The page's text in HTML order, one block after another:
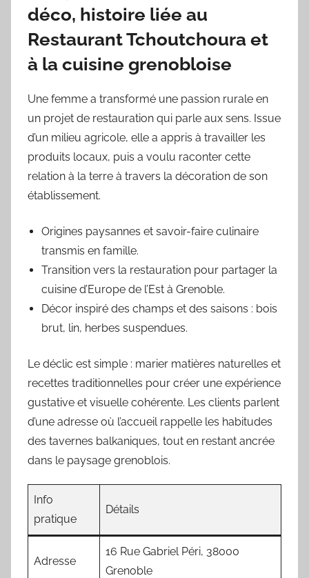
déco, histoire liée au
Restaurant Tchoutchoura et
à la cuisine grenobloise
Une femme a transformé une passion rurale en
un projet de restauration qui parle aux sens. Issue
d’un milieu agricole, elle a appris à travailler les
produits locaux, puis a voulu raconter cette
relation à la terre à travers la décoration de son
établissement.
Origines paysannes et savoir-faire culinaire
transmis en famille.
Transition vers la restauration pour partager la
cuisine d’Europe de l’Est à Grenoble.
Décor inspiré des champs et des saisons : bois
brut, lin, herbes suspendues.
Le déclic est simple : marier matières naturelles et
recettes traditionnelles pour créer une expérience
gustative et visuelle cohérente. Les clients parlent
d’une adresse où l’accueil rappelle les habitudes
des tavernes balkaniques, tout en restant ancrée
dans le paysage grenoblois.
Info
pratique
Détails
Adresse
16 Rue Gabriel Péri, 38000
Grenoble